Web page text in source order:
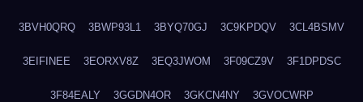
3BVH0QRQ 3BWP93L1 3BYQ70GJ 3C9KPDQV 3CL4BSMV
3EIFINEE 3EORXV8Z 3EQ3JWOM 3F09CZ9V 3F1DPDSC
3F84EALY 3GGDN4OR 3GKCN4NY 3GVOCWRP